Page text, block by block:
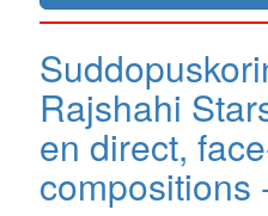
Rajshahi
en direct,
compositions